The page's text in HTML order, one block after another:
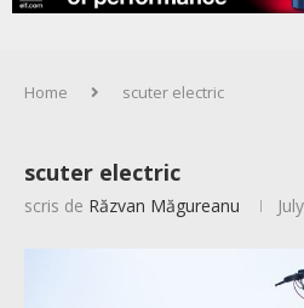
Home scuter electric
scuter electric
scris de Răzvan Măgureanu